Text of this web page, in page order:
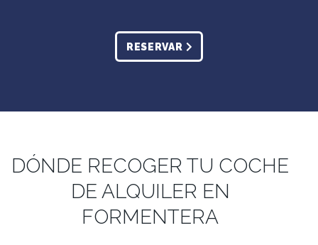
RESERVAR
DÓNDE RECOGER TU COCHE
DE ALQUILER EN
FORMENTERA